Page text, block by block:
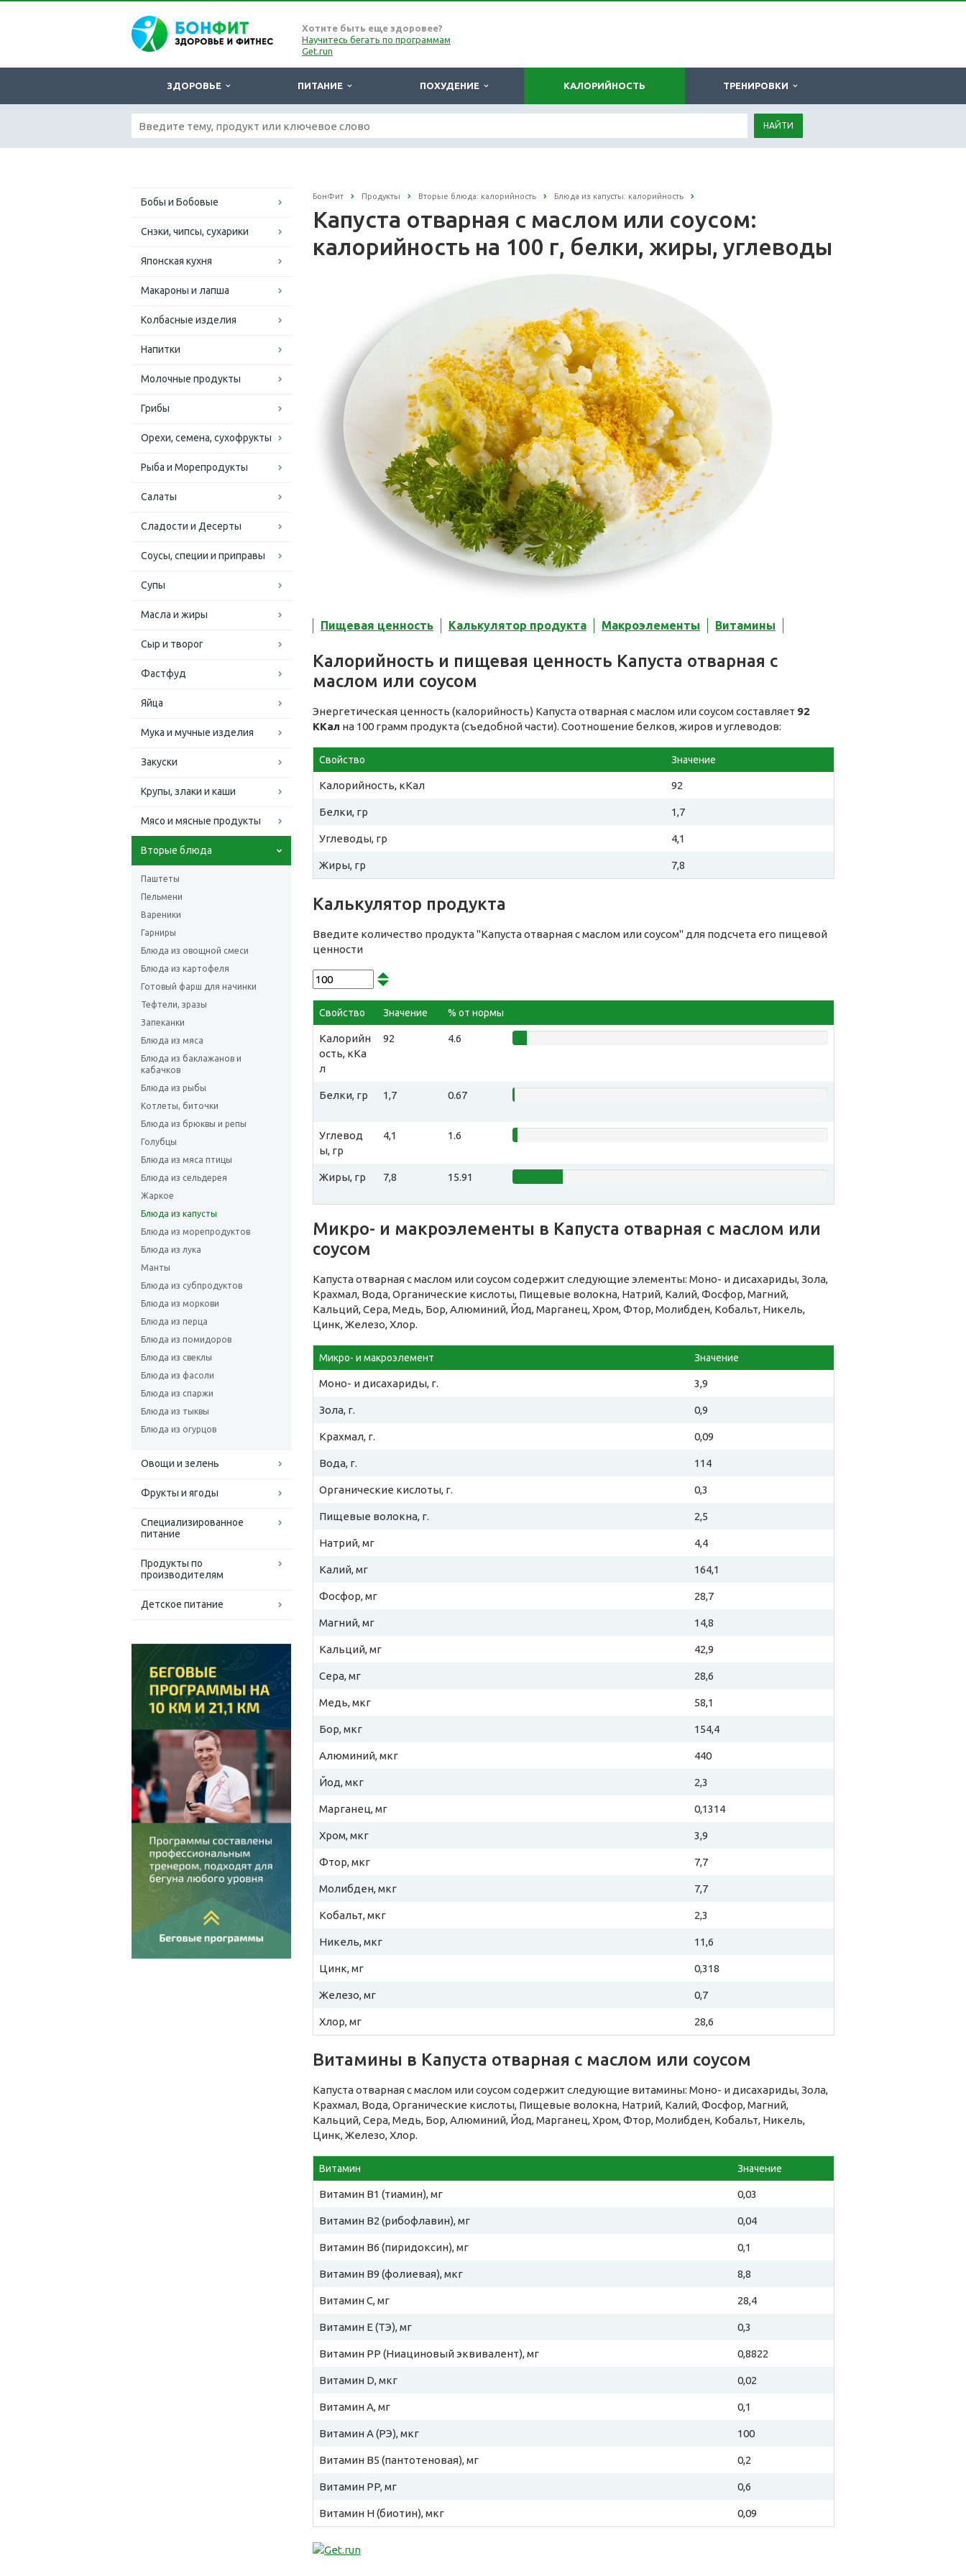
Хотите быть еще здоровее?
Научитесь бегать по программам
Get.run
ЗДОРОВЬЕ ПИТАНИЕ ПОХУДЕНИЕ КАЛОРИЙНОСТЬ ТРЕНИРОВКИ
НАЙТИ
Бобы и Бобовые
Снэки, чипсы, сухарики
Японская кухня
Макароны и лапша
Колбасные изделия
Напитки
Молочные продукты
Грибы
Орехи, семена, сухофрукты
Рыба и Морепродукты
Салаты
Сладости и Десерты
Соусы, специи и приправы
Супы
Масла и жиры
Сыр и творог
Фастфуд
Яйца
Мука и мучные изделия
Закуски
Крупы, злаки и каши
Мясо и мясные продукты
Вторые блюда
Паштеты
Пельмени
Вареники
Гарниры
Блюда из овощной смеси
Блюда из картофеля
Готовый фарш для начинки
Тефтели, зразы
Запеканки
Блюда из мяса
Блюда из баклажанов и
кабачков
Блюда из рыбы
Котлеты, биточки
Блюда из брюквы и репы
Голубцы
Блюда из мяса птицы
Блюда из сельдерея
Жаркое
Блюда из капусты
Блюда из морепродуктов
Блюда из лука
Манты
Блюда из субпродуктов
Блюда из моркови
Блюда из перца
Блюда из помидоров
Блюда из свеклы
Блюда из фасоли
Блюда из спаржи
Блюда из тыквы
Блюда из огурцов
Овощи и зелень
Фрукты и ягоды
Специализированное
питание
Продукты по
производителям
Детское питание
БонФит Продукты Вторые блюда: калорийность Блюда из капусты: калорийность
Капуста отварная с маслом или соусом:
калорийность на 100 г, белки, жиры, углеводы
Пищевая ценность Калькулятор продукта Макроэлементы Витамины
Калорийность и пищевая ценность Капуста отварная с
маслом или соусом
Энергетическая ценность (калорийность) Капуста отварная с маслом или соусом составляет 92
ККал на 100 грамм продукта (съедобной части). Соотношение белков, жиров и углеводов:
Свойство Значение
Калорийность, кКал 92
Белки, гр 1,7
Углеводы, гр 4,1
Жиры, гр 7,8
Калькулятор продукта
Введите количество продукта "Капуста отварная с маслом или соусом" для подсчета его пищевой
ценности
Свойство Значение % от нормы
Калорийн
ость, кКа
л
92 4.6
Белки, гр 1,7 0.67
Углевод
ы, гр
4,1 1.6
Жиры, гр 7,8 15.91
Микро- и макроэлементы в Капуста отварная с маслом или
соусом
Капуста отварная с маслом или соусом содержит следующие элементы: Моно- и дисахариды, Зола,
Крахмал, Вода, Органические кислоты, Пищевые волокна, Натрий, Калий, Фосфор, Магний,
Кальций, Сера, Медь, Бор, Алюминий, Йод, Марганец, Хром, Фтор, Молибден, Кобальт, Никель,
Цинк, Железо, Хлор.
Микро- и макроэлемент Значение
Моно- и дисахариды, г. 3,9
Зола, г. 0,9
Крахмал, г. 0,09
Вода, г. 114
Органические кислоты, г. 0,3
Пищевые волокна, г. 2,5
Натрий, мг 4,4
Калий, мг 164,1
Фосфор, мг 28,7
Магний, мг 14,8
Кальций, мг 42,9
Сера, мг 28,6
Медь, мкг 58,1
Бор, мкг 154,4
Алюминий, мкг 440
Йод, мкг 2,3
Марганец, мг 0,1314
Хром, мкг 3,9
Фтор, мкг 7,7
Молибден, мкг 7,7
Кобальт, мкг 2,3
Никель, мкг 11,6
Цинк, мг 0,318
Железо, мг 0,7
Хлор, мг 28,6
Витамины в Капуста отварная с маслом или соусом
Капуста отварная с маслом или соусом содержит следующие витамины: Моно- и дисахариды, Зола,
Крахмал, Вода, Органические кислоты, Пищевые волокна, Натрий, Калий, Фосфор, Магний,
Кальций, Сера, Медь, Бор, Алюминий, Йод, Марганец, Хром, Фтор, Молибден, Кобальт, Никель,
Цинк, Железо, Хлор.
Витамин Значение
Витамин B1 (тиамин), мг 0,03
Витамин B2 (рибофлавин), мг 0,04
Витамин B6 (пиридоксин), мг 0,1
Витамин B9 (фолиевая), мкг 8,8
Витамин C, мг 28,4
Витамин E (ТЭ), мг 0,3
Витамин PP (Ниациновый эквивалент), мг 0,8822
Витамин D, мкг 0,02
Витамин A, мг 0,1
Витамин A (РЭ), мкг 100
Витамин B5 (пантотеновая), мг 0,2
Витамин PP, мг 0,6
Витамин H (биотин), мкг 0,09